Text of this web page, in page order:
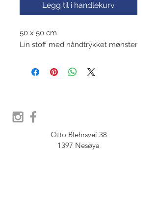
Legg til i handlekurv
50 x 50 cm
Lin stoff med håndtrykket mønster
Otto Blehrsvei 38
1397 Nesøya